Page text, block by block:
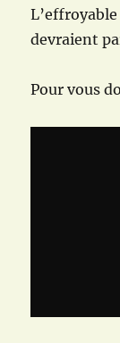
devraient
Pour vous